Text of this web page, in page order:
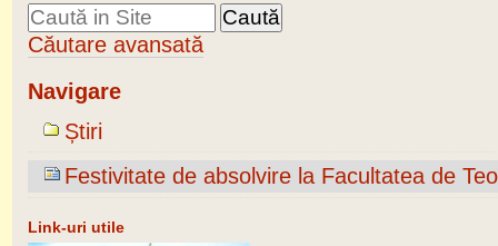
Căutare avansată
Navigare
Știri
Festivitate de absolvire la Facultatea de
Link-uri utile